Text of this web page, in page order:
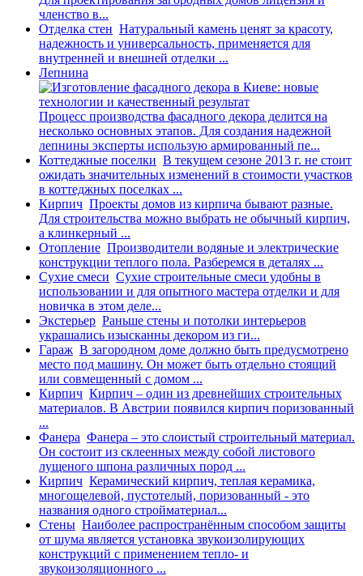
членство в...
Отделка стен Натуральный камень ценят за красоту,
надежность и универсальность, применяется для
внутренней и внешней отделки ...
Лепнина
Процесс производства фасадного декора делится на
несколько основных этапов. Для создания надежной
лепнины эксперты использую армированный пе...
Коттеджные поселки В текущем сезоне 2013 г. не стоит
ожидать значительных изменений в стоимости участков
в коттеджных поселках ...
Кирпич Проекты домов из кирпича бывают разные.
Для строительства можно выбрать не обычный кирпич,
а клинкерный ...
Отопление Производители водяные и электрические
конструкции теплого пола. Разберемся в деталях ...
Сухие смеси Сухие строительные смеси удобны в
использовании и для опытного мастера отделки и для
новичка в этом деле...
Экстерьер Раньше стены и потолки интерьеров
украшались изысканны декором из ги...
Гараж В загородном доме должно быть предусмотрено
место под машину. Он может быть отдельно стоящий
или совмещенный с домом ...
Кирпич Кирпич – один из древнейших строительных
материалов. В Австрии появился кирпич поризованный
...
Фанера Фанера – это слоистый строительный материал.
Он состоит из склеенных между собой листового
лущеного шпона различных пород ...
Кирпич Керамический кирпич, теплая керамика,
многощелевой, пустотелый, поризованный - это
названия одного стройматериал...
Стены Наиболее распространённым способом защиты
от шума является установка звукоизолирующих
конструкций с применением тепло- и
звукоизоляционного ...